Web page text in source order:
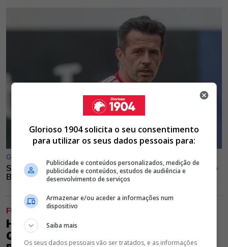
FUTEBOL
HÁ QUEM TENHA DÚVIDAS SOBRE A
QUALIDADE DE CHALOUPEK PARA O
Glorioso 1904 solicita o seu consentimento
para utilizar os seus dados pessoais para:
Publicidade e conteúdos personalizados, medição de
publicidade e conteúdos, estudos de audiência e
desenvolvimento de serviços
Armazenar e/ou aceder a informações num
dispositivo
Saiba mais
Os seus dados pessoais vão ser tratados, e as informações